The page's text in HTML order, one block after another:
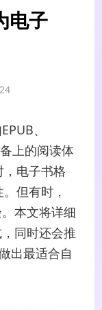
电子
、
上的阅读体
电子书格
但有时，
本文将详细
同时还会推
出最适合自